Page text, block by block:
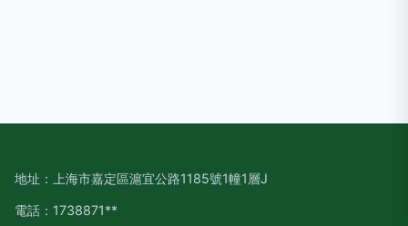
地址：上海市嘉定區滬宜公路1185號1幢1層J
電話：1738871**